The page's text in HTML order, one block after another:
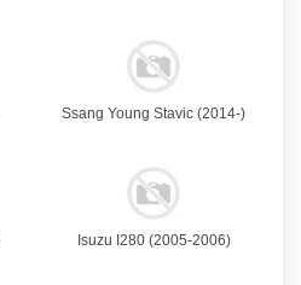
Ssang Young Stavic (2014-)
Isuzu I280 (2005-2006)